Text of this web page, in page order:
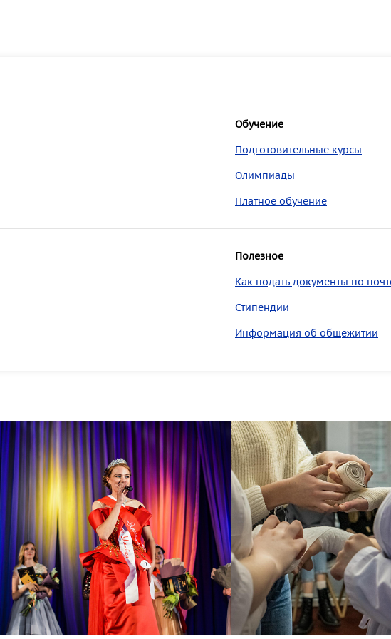
Обучение
Подготовительные курсы
Олимпиады
Платное обучение
Полезное
Как подать документы по
Стипендии
Информация об общежитии